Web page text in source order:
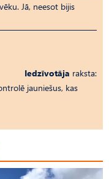
Jā, neesot bijis
Iedzīvotāja raksta:
jauniešus, kas